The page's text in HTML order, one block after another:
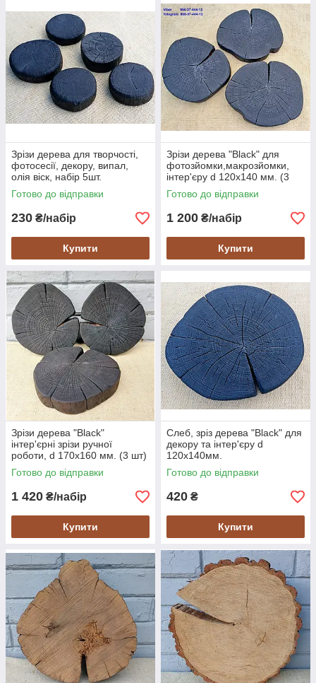
Зрізи дерева для творчості,
фотосесії, декору, випал,
олія віск, набір 5шт.
Готово до відправки
230 ₴/набір
Купити
Зрізи дерева "Blaсk" для
фотозйомки,макрозйомки,
інтер'єру d 120х140 мм. (3
шт)
Готово до відправки
1 200 ₴/набір
Купити
Зрізи дерева "Blaсk"
інтер'єрні зрізи ручної
роботи, d 170х160 мм. (3 шт)
Готово до відправки
1 420 ₴/набір
Купити
Слеб, зріз дерева "Blaсk" для
декору та інтер'єру d
120х140мм.
Готово до відправки
420 ₴
Купити